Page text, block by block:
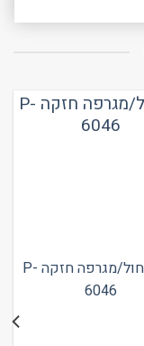
כף חול/מגרפה חזקה P-
6046